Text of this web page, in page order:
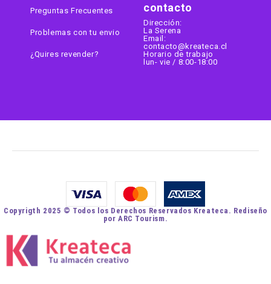
contacto
Dirección:
La Serena
Email:
contacto@kreateca.cl
Horario de trabajo
lun- vie / 8:00-18:00
Preguntas Frecuentes
Problemas con tu envio
¿Quires revender?
Copyrigth 2025 © Todos los Derechos Reservados Kreateca. Rediseño
por ARC Tourism.